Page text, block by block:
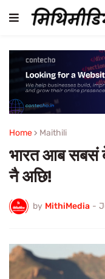
Home Maithili
भारत आब सबसं
नै अछि!
by MithiMedia -